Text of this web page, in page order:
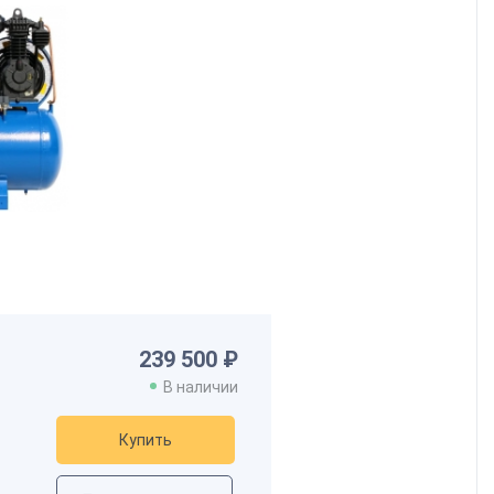
239 500 ₽
В наличии
Купить